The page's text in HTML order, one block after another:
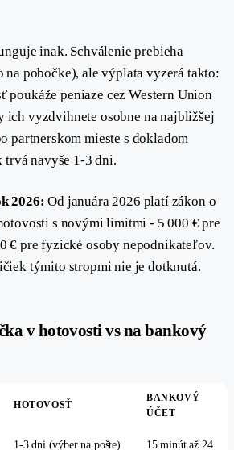
inak. Schválenie prebieha
pobočke), ale výplata vyzerá takto:
poukáže peniaze cez Western Union
ich vyzdvihnete osobne na najbližšej
partnerskom mieste s dokladom
trvá navyše 1-3 dni.
2026: Od januára 2026 platí zákon o
s novými limitmi - 5 000 € pre
€ pre fyzické osoby nepodnikateľov.
týmito stropmi nie je dotknutá.
v hotovosti vs na bankový
HOTOVOSŤ
BANKOVÝ
ÚČET
1-3 dni (výber na pošte) 15 minút až 24